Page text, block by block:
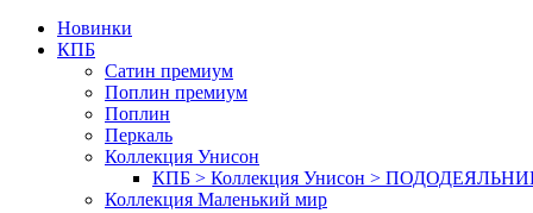
Новинки
КПБ
Сатин премиум
Поплин премиум
Поплин
Перкаль
Коллекция Унисон
КПБ > Коллекция Унисон >
Коллекция Маленький мир